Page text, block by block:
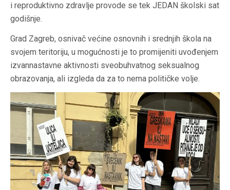
i reproduktivno zdravlje provode se tek JEDAN školski sat
godišnje.
Grad Zagreb, osnivač većine osnovnih i srednjih škola na
svojem teritoriju, u mogućnosti je to promijeniti uvođenjem
izvannastavne aktivnosti sveobuhvatnog seksualnog
obrazovanja, ali izgleda da za to nema političke volje.